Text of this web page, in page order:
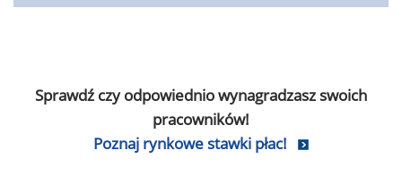
Sprawdź czy odpowiednio wynagradzasz swoich
pracowników!
Poznaj rynkowe stawki płac!